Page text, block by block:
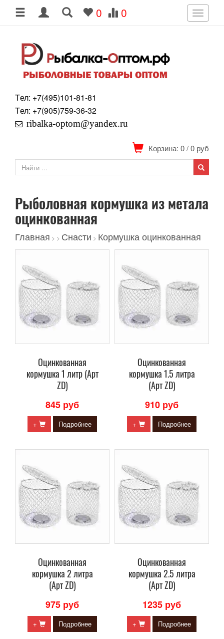
0 0
Toggle
Tел: +7(495)101-81-81
Tел: +7(905)759-36-32
ribalka-optom@yandex.ru
Корзина: 0/0 руб
Рыболовная кормушка из метала
оцинкованная
Главная > > Снасти > Кормушка оцинкованная
Оцинкованная
кормушка 1 литр (Арт
ZD)
845 руб
+ Подробнее
Оцинкованная
кормушка 1.5 литра
(Арт ZD)
910 руб
+ Подробнее
Оцинкованная
кормушка 2 литра
(Арт ZD)
975 руб
+ Подробнее
Оцинкованная
кормушка 2.5 литра
(Арт ZD)
1235 руб
+ Подробнее